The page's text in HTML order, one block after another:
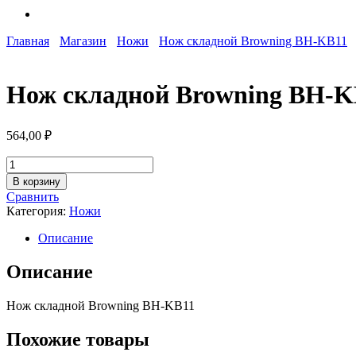
Главная Магазин Ножи Нож складной Browning BH-KB11
Нож складной Browning BH-
564,00 ₽
Количество
товара
Нож
складной
Browning
BH-
В корзину
Сравнить
Категория: Ножи
Описание
Описание
Нож складной Browning BH-KB11
Похожие товары